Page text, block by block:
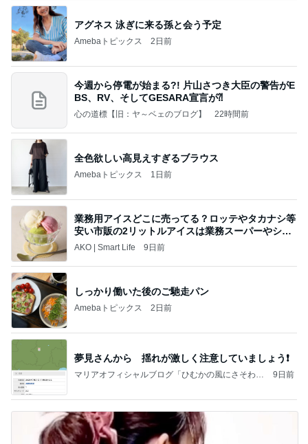
アグネス 泳ぎに来る孫と会う予定
Amebaトピックス 2日前
今週から停電が始まる?! 片山さつき大臣の警告がE
BS、RV、そしてGESARA宣言が⁈
心の道標【旧：ヤ～ベェのブログ】 22時間前
全色欲しい高見えすぎるブラウス
Amebaトピックス 1日前
業務用アイスどこに売ってる？ロッテやタカナシ等
安い市販の2リットルアイスは業務スーパーやシャ
トレ
AKO | Smart Life 9日前
しっかり働いた後のご馳走パン
Amebaトピックス 2日前
夢見さんから 揺れが激しく注意していましょう❗️
マリアオフィシャルブログ「ひむかの風にさそわれ
9日前